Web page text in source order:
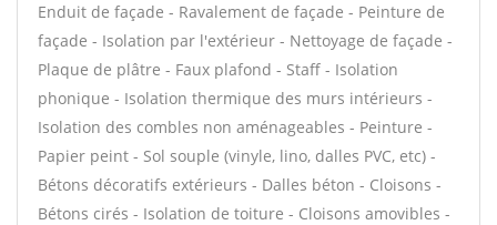
Enduit de façade - Ravalement de façade - Peinture de
façade - Isolation par l'extérieur - Nettoyage de façade -
Plaque de plâtre - Faux plafond - Staff - Isolation
phonique - Isolation thermique des murs intérieurs -
Isolation des combles non aménageables - Peinture -
Papier peint - Sol souple (vinyle, lino, dalles PVC, etc) -
Bétons décoratifs extérieurs - Dalles béton - Cloisons -
Bétons cirés - Isolation de toiture - Cloisons amovibles -